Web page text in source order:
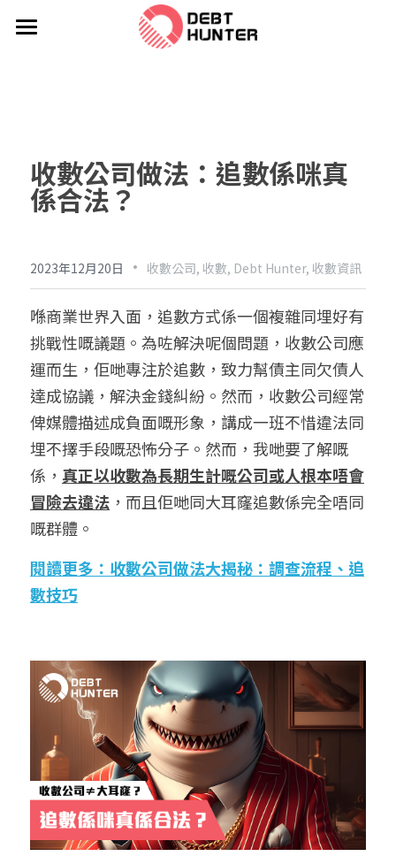
服務
工程收數
建造業追尾數 / SOPB專區
法律追討
商業爭議解決
收費
集團背景
FAQ
聯絡我們
繁體中文
繁體中文
简体中文
English
收數公司做法： 追數係咪真
係合法？
2023年12月20日 · 收數公司, 收數, Debt Hunter, 收數資訊
喺商業世界入面，追數方式係一個複雜同埋好有
挑戰性嘅議題。為咗解決呢個問題，收數公司應
運而生，佢哋專注於追數，致力幫債主同欠債人
達成協議，解決金錢糾紛。然而，收數公司經常
俾媒體描述成負面嘅形象，講成一班不惜違法同
埋不擇手段嘅恐怖分子。然而，我哋要了解嘅
係， 真正以收數為長期生計嘅公司或人根本唔會
冒險去違法 ，而且佢哋同大耳窿追數係完全唔同
嘅群體。
閱讀更多：收數公司做法大揭秘：調查流程、追
數技巧